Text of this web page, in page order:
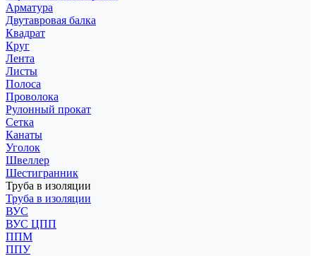
Арматура
Двутавровая балка
Квадрат
Круг
Лента
Листы
Полоса
Проволока
Рулонный прокат
Сетка
Канаты
Уголок
Швеллер
Шестигранник
Труба в изоляции
Труба в изоляции
ВУС
ВУС ЦПП
ППМ
ППУ